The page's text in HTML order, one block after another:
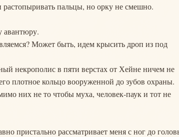
пальцы, но орку не смешно.
авантюру.
Может быть, идем крысить дроп из под
некрополис в пяти верстах от Хейне ничем не
плотное кольцо вооруженной до зубов охраны.
них не то чтобы муха, человек-паук и тот не
пристально рассматривает меня с ног до